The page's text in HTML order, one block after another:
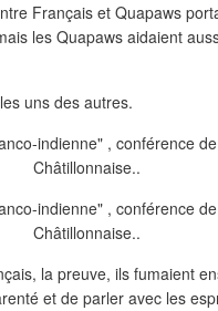
Français et Quapaws
les Quapaws aidaient
uns des autres.
la preuve, ils fumaient
et de parler avec les